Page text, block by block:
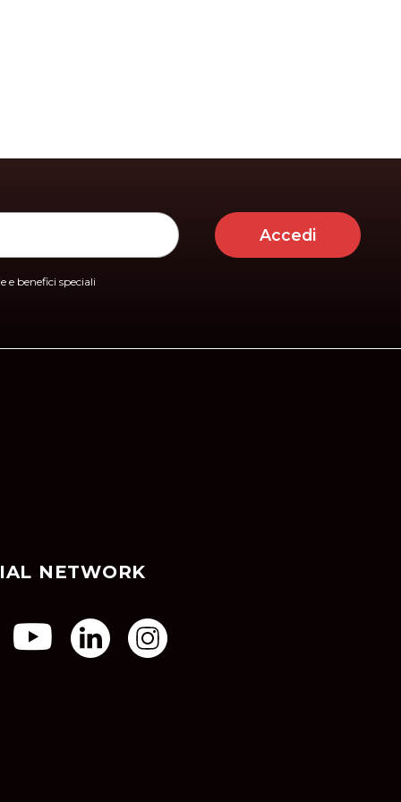
Accedi
e benefici speciali
NETWORK